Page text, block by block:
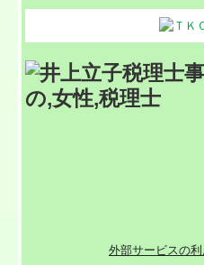
外部サービスの